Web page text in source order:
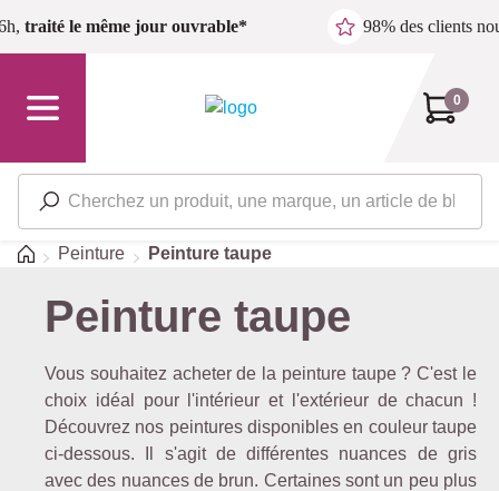
Passer au contenu principal
traité le même jour ouvrable* 98% des clients
0
Accueil
Peinture Peinture taupe
Peinture taupe
Vous souhaitez acheter de la peinture taupe ? C'est le
choix idéal pour l'intérieur et l'extérieur de chacun !
Découvrez nos peintures disponibles en couleur taupe
ci-dessous. Il s'agit de différentes nuances de gris
avec des nuances de brun. Certaines sont un peu plus